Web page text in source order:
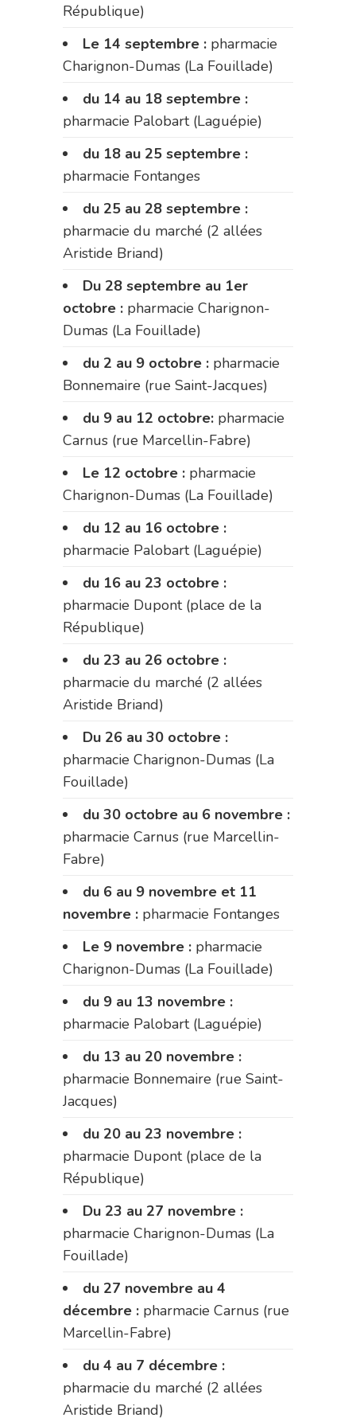
République)
Le 14 septembre : pharmacie
Charignon-Dumas (La Fouillade)
du 14 au 18 septembre :
pharmacie Palobart (Laguépie)
du 18 au 25 septembre :
pharmacie Fontanges
du 25 au 28 septembre :
pharmacie du marché (2 allées
Aristide Briand)
Du 28 septembre au 1er
octobre : pharmacie Charignon-
Dumas (La Fouillade)
du 2 au 9 octobre : pharmacie
Bonnemaire (rue Saint-Jacques)
du 9 au 12 octobre: pharmacie
Carnus (rue Marcellin-Fabre)
Le 12 octobre : pharmacie
Charignon-Dumas (La Fouillade)
du 12 au 16 octobre :
pharmacie Palobart (Laguépie)
du 16 au 23 octobre :
pharmacie Dupont (place de la
République)
du 23 au 26 octobre :
pharmacie du marché (2 allées
Aristide Briand)
Du 26 au 30 octobre :
pharmacie Charignon-Dumas (La
Fouillade)
du 30 octobre au 6 novembre :
pharmacie Carnus (rue Marcellin-
Fabre)
du 6 au 9 novembre et 11
novembre : pharmacie Fontanges
Le 9 novembre : pharmacie
Charignon-Dumas (La Fouillade)
du 9 au 13 novembre :
pharmacie Palobart (Laguépie)
du 13 au 20 novembre :
pharmacie Bonnemaire (rue Saint-
Jacques)
du 20 au 23 novembre :
pharmacie Dupont (place de la
République)
Du 23 au 27 novembre :
pharmacie Charignon-Dumas (La
Fouillade)
du 27 novembre au 4
décembre : pharmacie Carnus (rue
Marcellin-Fabre)
du 4 au 7 décembre :
pharmacie du marché (2 allées
Aristide Briand)